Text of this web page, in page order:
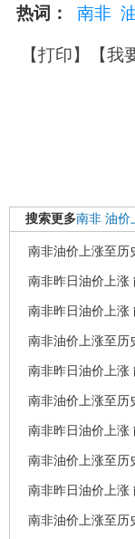
热词： 南非
【打印】【我
搜索更多南非 油价
南非油价上涨至历
南非昨日油价上涨
南非昨日油价上涨
南非油价上涨至历
南非昨日油价上涨
南非油价上涨至历
南非昨日油价上涨
南非油价上涨至历
南非昨日油价上涨
南非油价上涨至历